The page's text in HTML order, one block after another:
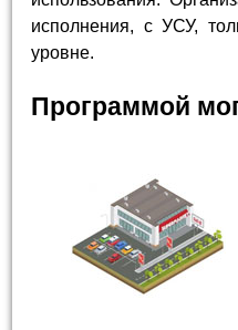
исполнения, с УСУ,
уровне.
Программой